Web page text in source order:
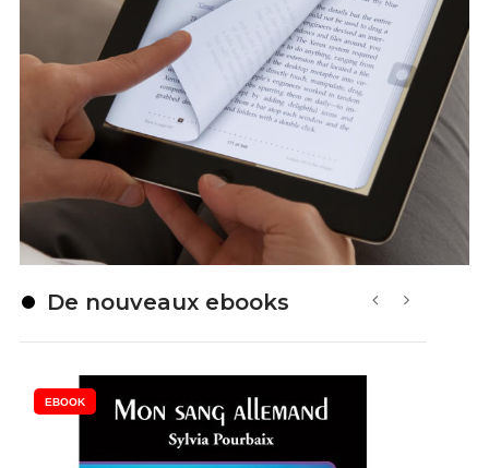
De nouveaux ebooks
EBOOK
‹ ›